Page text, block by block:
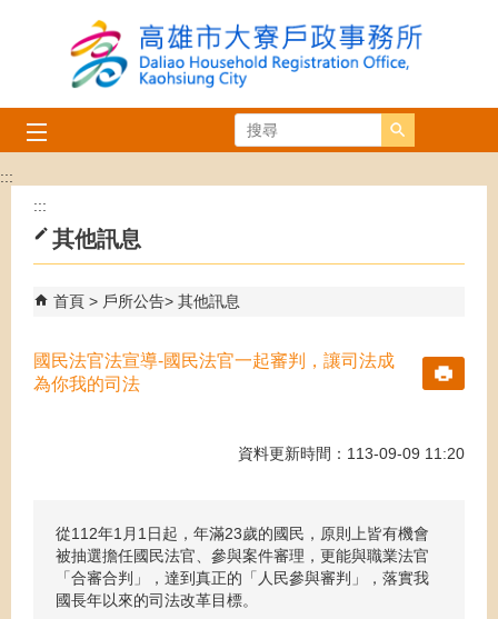
跳到主要內容區塊
搜尋
:::
:::
其他訊息
首頁 戶所公告 其他訊息
國民法官法宣導-國民法官一起審判，讓司法成
為你我的司法
資料更新時間：113-09-09 11:20
從112年1月1日起，年滿23歲的國民，原則上皆有機會
被抽選擔任國民法官、參與案件審理，更能與職業法官
「合審合判」，達到真正的「人民參與審判」，落實我
國長年以來的司法改革目標。